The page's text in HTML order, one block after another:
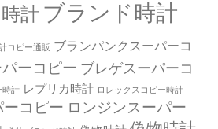
計 ブランド時計
コピー通販 ブランパンクスーパーコ
ーコピー ブレゲスーパーコ
時計 レプリカ時計 ロレックスコピー時計
ーコピー ロンジンスーパー